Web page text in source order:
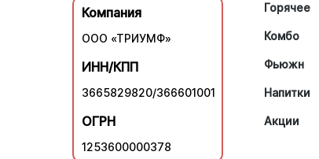
Компания
ООО «ТРИУМФ»
ИНН/КПП
3665829820/366601001
ОГРН
1253600000378
Горячее
Комбо
Фьюжн
Напитки
Акции